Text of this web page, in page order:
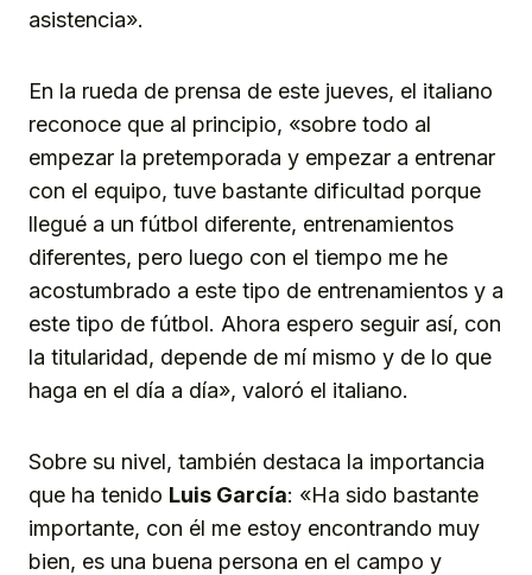
asistencia».
En la rueda de prensa de este jueves, el italiano
reconoce que al principio, «sobre todo al
empezar la pretemporada y empezar a entrenar
con el equipo, tuve bastante dificultad porque
llegué a un fútbol diferente, entrenamientos
diferentes, pero luego con el tiempo me he
acostumbrado a este tipo de entrenamientos y a
este tipo de fútbol. Ahora espero seguir así, con
la titularidad, depende de mí mismo y de lo que
haga en el día a día», valoró el italiano.
Sobre su nivel, también destaca la importancia
que ha tenido Luis García: «Ha sido bastante
importante, con él me estoy encontrando muy
bien, es una buena persona en el campo y